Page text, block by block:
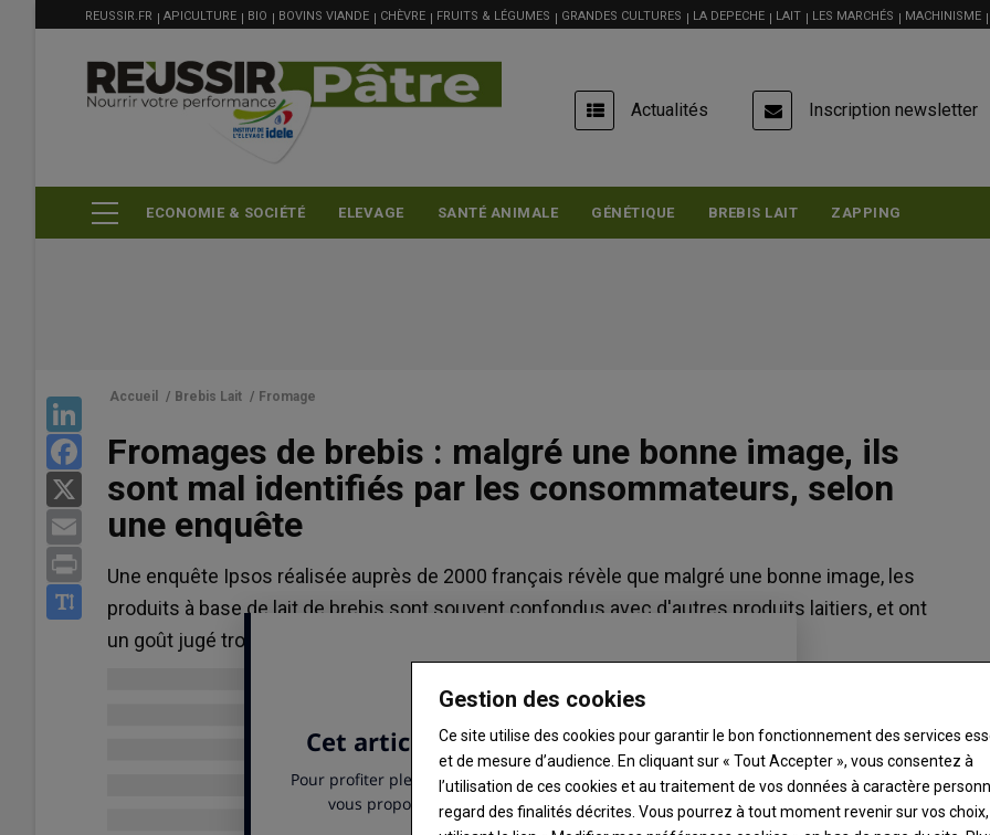
contenu
MENU
FILIÈRE
REUSSIR.FR APICULTURE BIO BOVINS VIANDE CHÈVRE FRUITS & LÉGUMES GRANDES CULTURES LA DEPECHE LAIT LES MARCHÉS MACHINISME
USER
ACCOUNT
MENU
Actualités Inscription newsletter
ECONOMIE & SOCIÉTÉ ELEVAGE SANTÉ ANIMALE GÉNÉTIQUE BREBIS LAIT ZAPPING
Facebook
Email
Accueil / Brebis Lait / Fromage
Fromages de brebis : malgré une bonne image, ils
sont mal identifiés par les consommateurs, selon
une enquête
Une enquête Ipsos réalisée auprès de 2000 français révèle que malgré une bonne image, les
produits à base de lait de brebis sont souvent confondus avec d'autres produits laitiers, et ont
un goût jugé trop prononcé.
Gestion des cookies
Ce site utilise des cookies pour garantir le bon fonctionnement des services
et de mesure d’audience. En cliquant sur « Tout Accepter », vous consentez à
l’utilisation de ces cookies et au traitement de vos données à caractère
regard des finalités décrites. Vous pourrez à tout moment revenir sur vos